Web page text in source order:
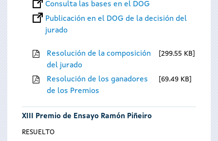
Consulta las bases en el DOG
Publicación en el DOG de la decisión del
jurado
Resolución de la composición
del jurado
299.55 KB
Resolución de los ganadores
de los Premios
69.49 KB
XIII Premio de Ensayo Ramón Piñeiro
RESUELTO